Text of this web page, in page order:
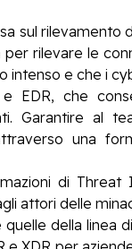
sul
rilevare le
intenso e che i
e EDR, che
Garantire al
una
di
attori delle
quelle della